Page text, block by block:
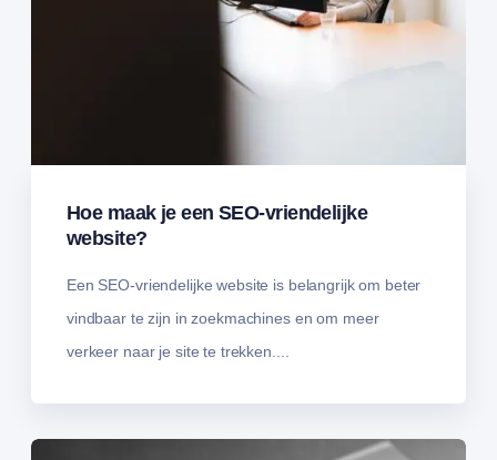
Hoe maak je een SEO-vriendelijke
website?
Een SEO-vriendelijke website is belangrijk om beter
vindbaar te zijn in zoekmachines en om meer
verkeer naar je site te trekken....